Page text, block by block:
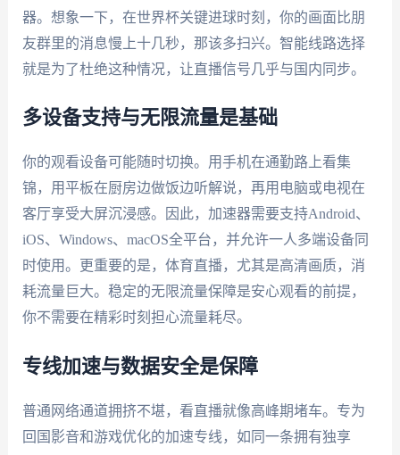
器。想象一下，在世界杯关键进球时刻，你的画面比朋
友群里的消息慢上十几秒，那该多扫兴。智能线路选择
就是为了杜绝这种情况，让直播信号几乎与国内同步。
多设备支持与无限流量是基础
你的观看设备可能随时切换。用手机在通勤路上看集
锦，用平板在厨房边做饭边听解说，再用电脑或电视在
客厅享受大屏沉浸感。因此，加速器需要支持Android、
iOS、Windows、macOS全平台，并允许一人多端设备同
时使用。更重要的是，体育直播，尤其是高清画质，消
耗流量巨大。稳定的无限流量保障是安心观看的前提，
你不需要在精彩时刻担心流量耗尽。
专线加速与数据安全是保障
普通网络通道拥挤不堪，看直播就像高峰期堵车。专为
回国影音和游戏优化的加速专线，如同一条拥有独享